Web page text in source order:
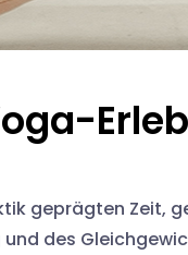
geprägten Zeit,
des